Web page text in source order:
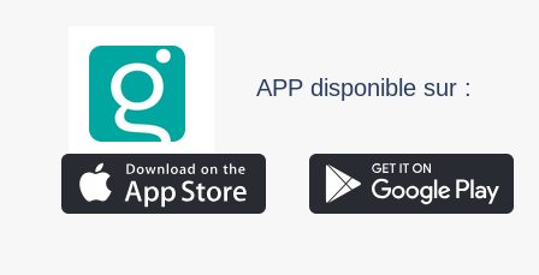
APP disponible sur :